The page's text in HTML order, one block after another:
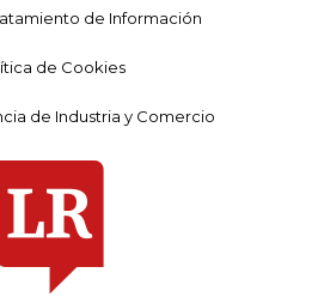
de Información
de Cookies
de Industria y Comercio